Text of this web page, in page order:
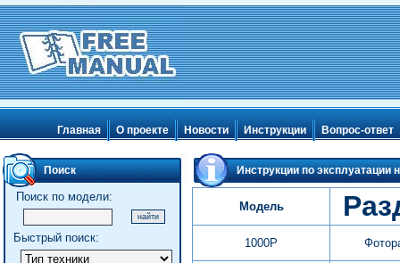
Главная О проекте Новости Инструкции Вопрос-ответ
Поиск
Поиск по модели:
Быстрый поиск:
Инструкции по эксплуатации
Модель
1000P